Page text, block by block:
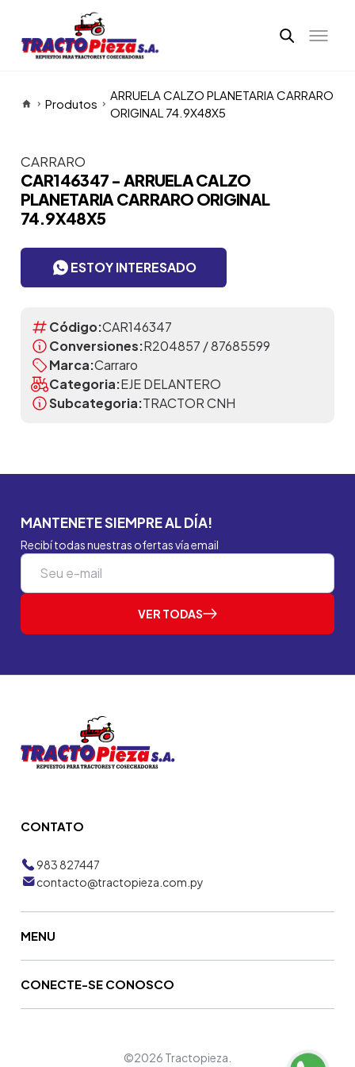
Produtos
ARRUELA CALZO PLANETARIA CARRARO
ORIGINAL 74.9X48X5
Itens da Galeria
CARRARO
CAR146347 - ARRUELA CALZO
PLANETARIA CARRARO ORIGINAL
74.9X48X5
ESTOY INTERESADO
Código:CAR146347
Conversiones:R204857 / 87685599
Marca:Carraro
Categoria:EJE DELANTERO
Subcategoria:TRACTOR CNH
MANTENETE SIEMPRE AL DÍA!
Recibí todas nuestras ofertas vía email
VER TODAS
CONTATO
983 827447
contacto@tractopieza.com.py
MENU
CONECTE-SE CONOSCO
©2026 Tractopieza.